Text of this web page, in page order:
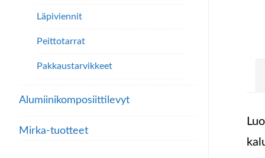
Läpiviennit
Peittotarrat
Pakkaustarvikkeet
Alumiini­komposiitti­levyt
Mirka-tuotteet